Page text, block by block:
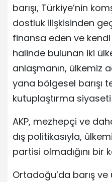
barışı, Türkiye’nin
dostluk ilişkisinden
finansa eden ve
halinde bulunan iki
anlaşmanın, ülkemiz
yana bölgesel barışı
kutuplaştırma
AKP, mezhepçi ve
dış politikasıyla,
partisi olmadığını
Ortadoğu’da barış